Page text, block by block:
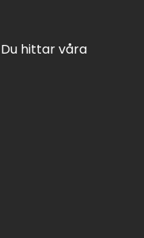
hittar våra